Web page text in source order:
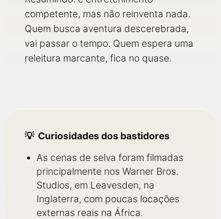
competente, mas não reinventa nada.
Quem busca aventura descerebrada,
vai passar o tempo. Quem espera uma
releitura marcante, fica no quase.
Curiosidades dos bastidores
As cenas de selva foram filmadas
principalmente nos Warner Bros.
Studios, em Leavesden, na
Inglaterra, com poucas locações
externas reais na África.